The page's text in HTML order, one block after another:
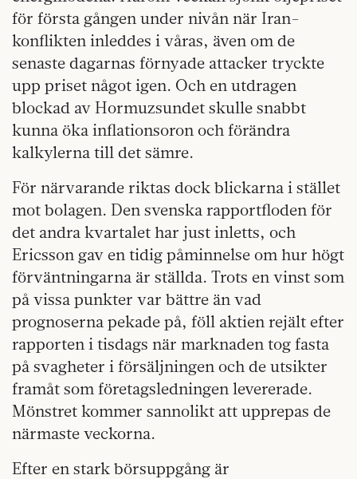
för första gången under nivån när Iran-
konflikten inleddes i våras, även om de
senaste dagarnas förnyade attacker tryckte
upp priset något igen. Och en utdragen
blockad av Hormuzsundet skulle snabbt
kunna öka inflationsoron och förändra
kalkylerna till det sämre.
För närvarande riktas dock blickarna i stället
mot bolagen. Den svenska rapportfloden för
det andra kvartalet har just inletts, och
Ericsson gav en tidig påminnelse om hur högt
förväntningarna är ställda. Trots en vinst som
på vissa punkter var bättre än vad
prognoserna pekade på, föll aktien rejält efter
rapporten i tisdags när marknaden tog fasta
på svagheter i försäljningen och de utsikter
framåt som företagsledningen levererade.
Mönstret kommer sannolikt att upprepas de
närmaste veckorna.
Efter en stark börsuppgång är